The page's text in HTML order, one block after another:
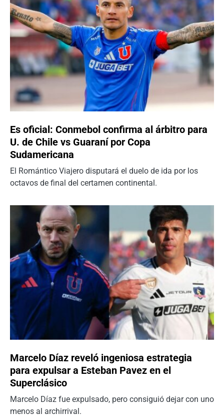
Es oficial: Conmebol confirma al árbitro para
U. de Chile vs Guaraní por Copa
Sudamericana
El Romántico Viajero disputará el duelo de ida por los
octavos de final del certamen continental.
Marcelo Díaz reveló ingeniosa estrategia
para expulsar a Esteban Pavez en el
Superclásico
Marcelo Díaz fue expulsado, pero consiguió dejar con uno
menos al archirrival.